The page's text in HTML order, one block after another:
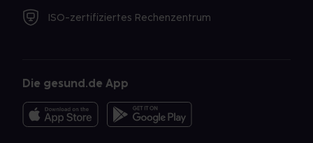
ISO-zertifiziertes Rechenzentrum
Die gesund.de App